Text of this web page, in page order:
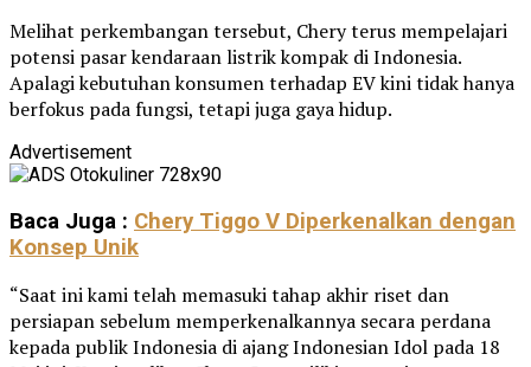
Melihat perkembangan tersebut, Chery terus mempelajari
potensi pasar kendaraan listrik kompak di Indonesia.
Apalagi kebutuhan konsumen terhadap EV kini tidak hanya
berfokus pada fungsi, tetapi juga gaya hidup.
Advertisement
Baca Juga : Chery Tiggo V Diperkenalkan dengan
Konsep Unik
“Saat ini kami telah memasuki tahap akhir riset dan
persiapan sebelum memperkenalkannya secara perdana
kepada publik Indonesia di ajang Indonesian Idol pada 18